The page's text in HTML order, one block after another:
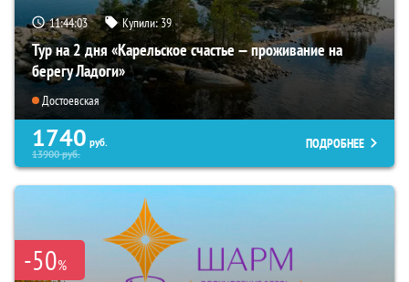
11:44:02 Купили:39
Тур на 2 дня «Карельское счастье — проживание на
берегу Ладоги»
Достоевская
1740 руб.
13900руб.
ПОДРОБНЕЕ
-50%